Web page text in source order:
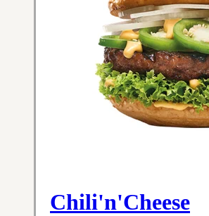
Chili'n'Cheese